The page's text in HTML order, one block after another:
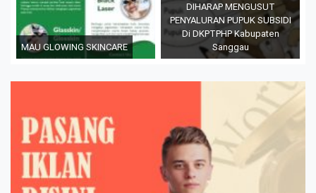
MAU GLOWING SKINCARE
DIHARAP MENGUSUT
PENYALURAN PUPUK SUBSIDI
Di DKPTPHP Kabupaten
Sanggau